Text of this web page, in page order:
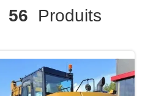
56 Produits